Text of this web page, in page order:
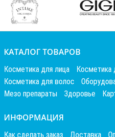
КАТАЛОГ ТОВАРОВ
Косметика для лица
Косметика
Косметика для волос
Мезо препараты
Здоровье
ИНФОРМАЦИЯ
Как сделать заказ Доставка